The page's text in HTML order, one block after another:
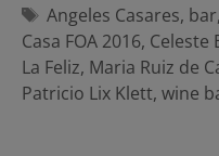
Etiquetas
Angeles Casares, bar,
Casa FOA 2016, Celeste
La Feliz, Maria Ruiz de
Patricio Lix Klett, wine